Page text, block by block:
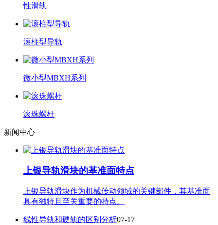
性滑轨
滚柱型导轨
微小型MBXH系列
滚珠螺杆
新闻中心
上银导轨滑块的基准面特点
上银导轨滑块作为机械传动领域的关键部件，其基准面
具有独特且至关重要的特点。
线性导轨和硬轨的区别分析07-17